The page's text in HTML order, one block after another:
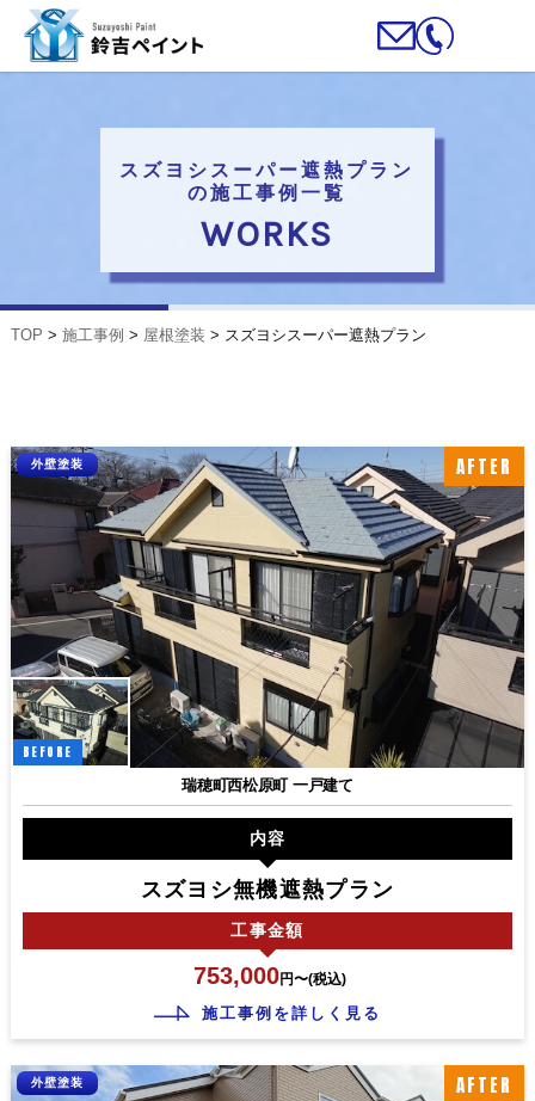
スズヨシスーパー遮熱プラン
の施工事例一覧
WORKS
TOP > 施工事例 > 屋根塗装 > スズヨシスーパー遮熱プラン
AFTER
BEFORE
外壁塗装
瑞穂町西松原町 一戸建て
内容
スズヨシ無機遮熱プラン
工事金額
753,000円〜(税込)
施工事例を詳しく見る
AFTER
外壁塗装